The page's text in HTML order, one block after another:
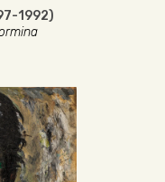
1992)